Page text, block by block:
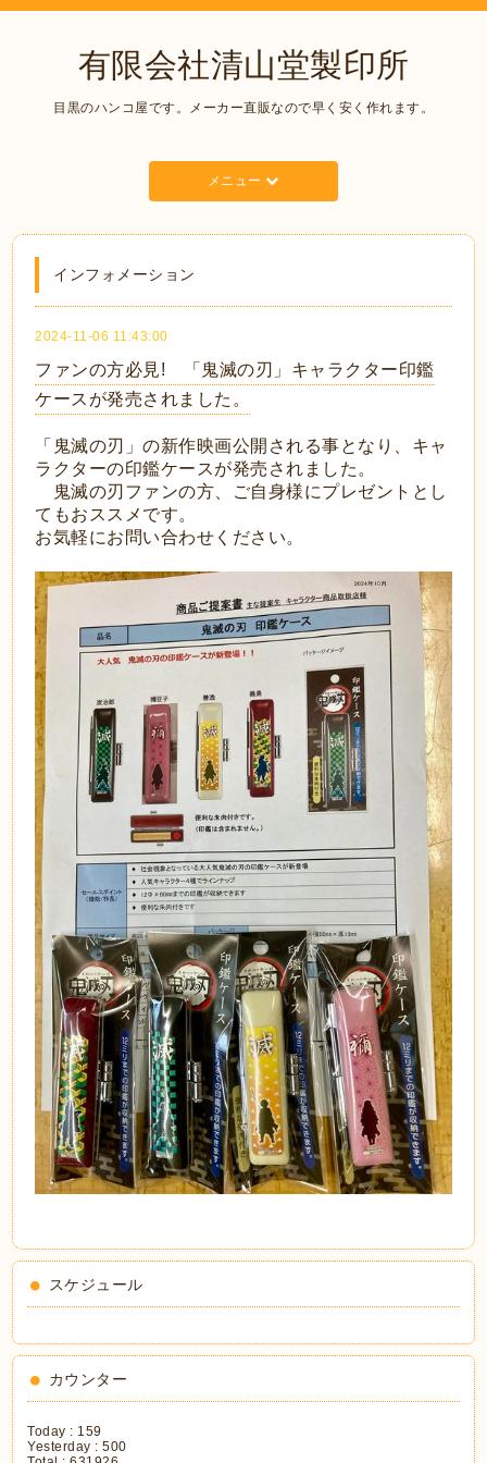
有限会社清山堂製印所
目黒のハンコ屋です。メーカー直販なので早く安く作れます。
メニュー
インフォメーション
2024-11-06 11:43:00
ファンの方必見! 「鬼滅の刃」キャラクター印鑑
ケースが発売されました。
「鬼滅の刃」の新作映画公開される事となり、キャ
ラクターの印鑑ケースが発売されました。
鬼滅の刃ファンの方、ご自身様にプレゼントとし
てもおススメです。
お気軽にお問い合わせください。
スケジュール
カウンター
Today : 159
Yesterday :500